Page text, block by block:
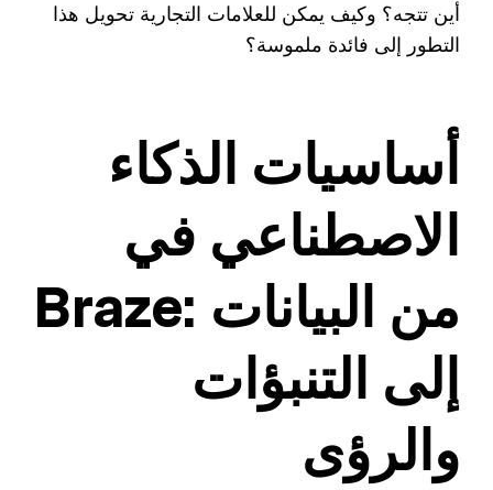
أين تتجه؟ وكيف يمكن للعلامات التجارية تحويل هذا
التطور إلى فائدة ملموسة؟
أساسيات الذكاء
الاصطناعي في
Braze: من البيانات
إلى التنبؤات
والرؤى